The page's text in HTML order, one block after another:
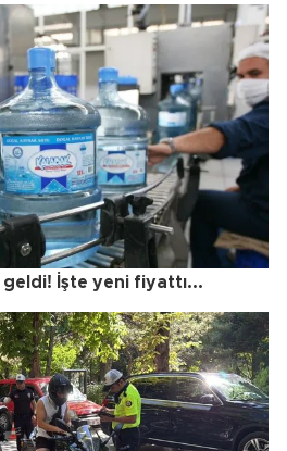
İşte yeni fiyattı...